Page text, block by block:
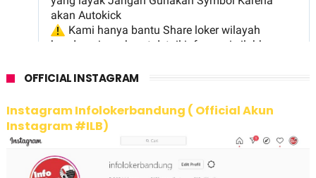
OFFICIAL INSTAGRAM
Instagram Infolokerbandung ( Official Akun
Instagram #ILB)